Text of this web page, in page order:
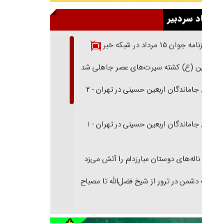
سردبیر
۱۵ مرداد در شبکه خبر
(ع) کشته سیرت‌های عصر جاهلی شد
جاماندگان اربعین حسینی در تهران - ۲
جاماندگان اربعین حسینی در تهران - ۱
و ناله‌های دوستان مبارزدلم را آتش می‌زد
دشمن در ترور از شیخ فضل‌الله تا مصباح
اولش خنده و آخرش گریه است!